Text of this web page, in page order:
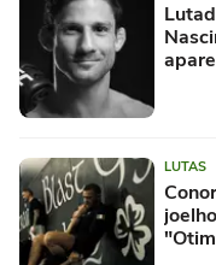
LUTAS